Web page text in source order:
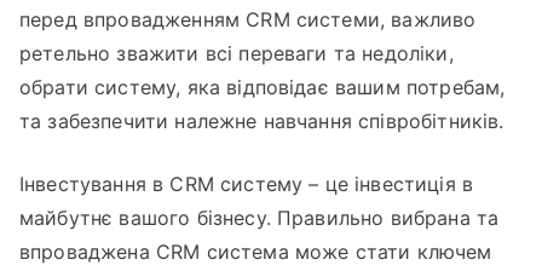
перед впровадженням CRM системи, важливо
ретельно зважити всі переваги та недоліки,
обрати систему, яка відповідає вашим потребам,
та забезпечити належне навчання співробітників.
Інвестування в CRM систему – це інвестиція в
майбутнє вашого бізнесу. Правильно вибрана та
впроваджена CRM система може стати ключем